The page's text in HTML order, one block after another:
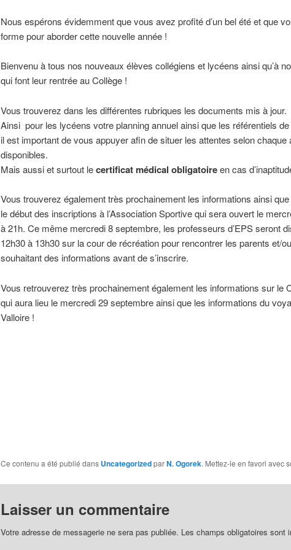
Nous espérons évidemment que vous avez profité d’un bel été et que
forme pour aborder cette nouvelle année !
Bienvenu à tous nos nouveaux élèves collégiens et lycéens ainsi qu’à
qui font leur rentrée au Collège !
Vous trouverez dans les différentes rubriques les documents mis à jour.
Ainsi pour les lycéens votre planning annuel ainsi que les référentiels
il est important de vous appuyer afin de situer les attentes selon chaque
disponibles.
Mais aussi et surtout lecertificat médical obligatoireen cas
Vous trouverez également très prochainement les informations ainsi
le début des inscriptions à l’Association Sportive qui sera ouvert le
à 21h. Ce même mercredi 8 septembre, les professeurs d’EPS seront
12h30 à 13h30 sur la cour de récréation pour rencontrer les parents et/
souhaitant des informations avant de s’inscrire.
Vous retrouverez très prochainement également les informations sur le
qui aura lieu le mercredi 29 septembre ainsi que les informations du
Valloire !
Ce contenu a été publié dans UncategorizedparN. Ogorek. Mettez-le en favori avec
Laisser un commentaire
Votre adresse de messagerie ne sera pas publiée. Les champs obligatoires sont